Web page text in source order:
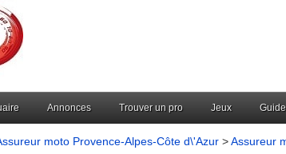
Annonces Trouver un pro Jeux
moto Provence-Alpes-Côte d\'Azur >Assureur